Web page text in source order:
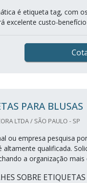
é etiqueta tag, com
excelente custo-
PARA BLUSAS
LTDA / SÃO PAULO - SP
ou empresa pesquisa
altamente qualificada.
a organização
SOBRE